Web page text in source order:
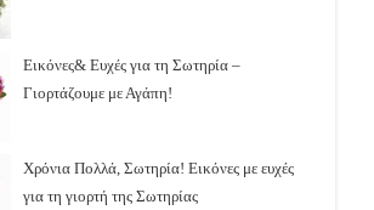
Εικόνες& Ευχές για τη Σωτηρία –
Γιορτάζουμε με Αγάπη!
Χρόνια Πολλά, Σωτηρία! Εικόνες με ευχές
για τη γιορτή της Σωτηρίας